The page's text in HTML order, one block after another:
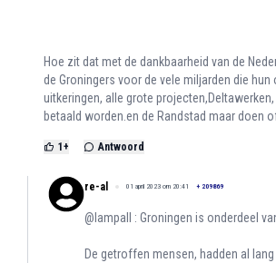
Hoe zit dat met de dankbaarheid van de
de Groningers voor de vele miljarden die
uitkeringen, alle grote
betaald worden.en de Randstad maar doen
1 + Antwoord
re-al 01 april 2023 om 20:41 + 209869
@lampall : Groningen is onderdeel
De getroffen mensen, hadden al